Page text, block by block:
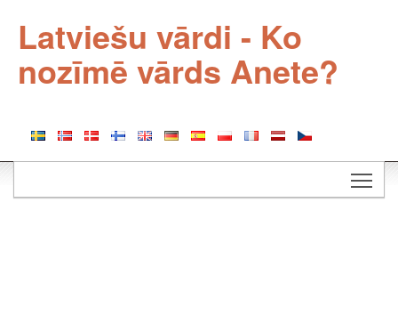
Latviešu vārdi - Ko
nozīmē vārds Anete?